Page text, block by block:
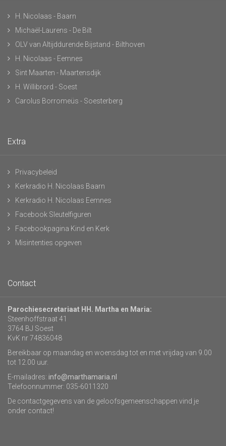
H. Nicolaas - Baarn
Michaël-Laurens - De Bilt
OLV van Altijddurende Bijstand - Bilthoven
H. Nicolaas - Eemnes
Sint Maarten - Maartensdijk
H. Willibrord - Soest
Carolus Borromeüs - Soesterberg
Extra
Privacybeleid
Kerkradio H. Nicolaas Baarn
Kerkradio H. Nicolaas Eemnes
Facebook Sleutelfiguren
Facebookpagina Kind en Kerk
Misintenties opgeven
Contact
Parochiesecretariaat HH. Martha en Maria:
Steenhoffstraat 41
3764 BJ Soest
KvK nr 74836048
Bereikbaar op maandag en woensdag tot en met vrijdag van 9.00
tot 12.00 uur.
E-mailadres: info@marthamaria.nl
Telefoonnummer: 035-6011320
De contactgegevens van de geloofsgemeenschappen vind je
onder contact!